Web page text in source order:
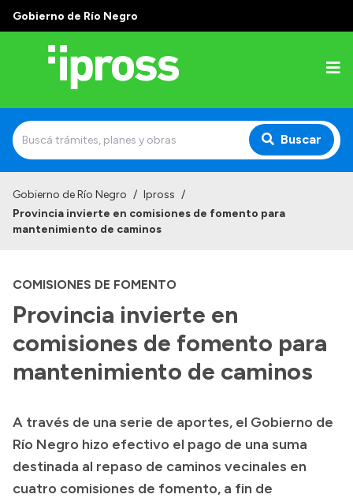
Gobierno de Río Negro
Buscar
Institucional
Autoridades
Delegaciones
Consultorios Propios
Presentación CV
Transparencia
Inversión en Salud
Licitaciones
Gobierno de Río Negro / Ipross /
Provincia invierte en comisiones de fomento para
mantenimiento de caminos
COMISIONES DE FOMENTO
Provincia invierte en
comisiones de fomento para
mantenimiento de caminos
A través de una serie de aportes, el Gobierno de
Río Negro hizo efectivo el pago de una suma
destinada al repaso de caminos vecinales en
cuatro comisiones de fomento, a fin de